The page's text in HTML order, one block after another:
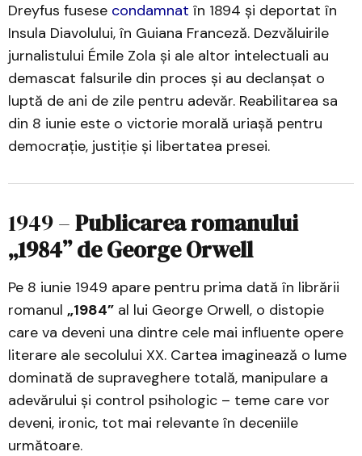
Dreyfus fusese condamnat în 1894 și deportat în
Insula Diavolului, în Guiana Franceză. Dezvăluirile
jurnalistului Émile Zola și ale altor intelectuali au
demascat falsurile din proces și au declanșat o
luptă de ani de zile pentru adevăr. Reabilitarea sa
din 8 iunie este o victorie morală uriașă pentru
democrație, justiție și libertatea presei.
1949 –Publicarea romanului
„1984” de George Orwell
Pe 8 iunie 1949 apare pentru prima dată în librării
romanul „1984” al lui George Orwell, o distopie
care va deveni una dintre cele mai influente opere
literare ale secolului XX. Cartea imaginează o lume
dominată de supraveghere totală, manipulare a
adevărului și control psihologic – teme care vor
deveni, ironic, tot mai relevante în deceniile
următoare.